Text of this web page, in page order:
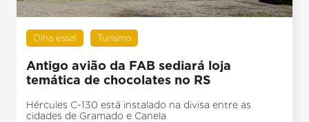
Olha essa! Turismo
Antigo avião da FAB sediará loja
temática de chocolates no RS
Hércules C-130 está instalado na divisa entre as
cidades de Gramado e Canela